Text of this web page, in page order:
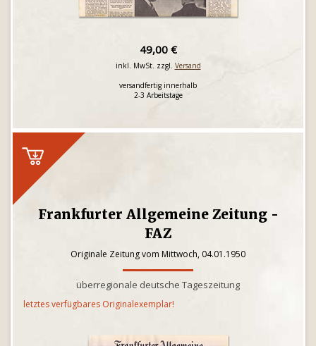
49,00 €
inkl. MwSt. zzgl. Versand
versandfertig innerhalb
2-3 Arbeitstage
Frankfurter Allgemeine Zeitung -
FAZ
Originale Zeitung vom Mittwoch, 04.01.1950
überregionale deutsche Tageszeitung
letztes verfügbares Originalexemplar!